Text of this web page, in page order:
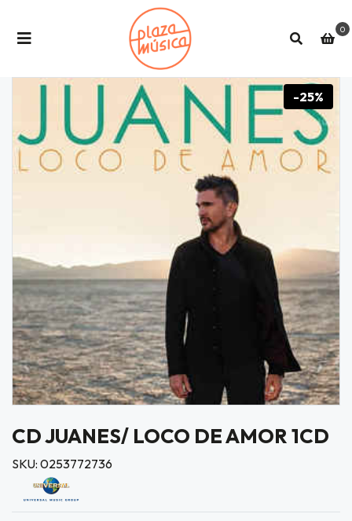
0
-25%
CD JUANES/ LOCO DE AMOR 1CD
SKU: 0253772736